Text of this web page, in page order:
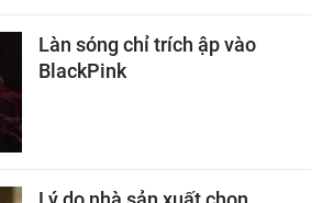
Làn sóng chỉ trích ập vào
BlackPink